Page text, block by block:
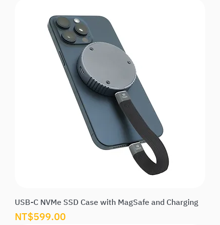
USB-C NVMe SSD Case with MagSafe and Charging
價格
NT$599.00